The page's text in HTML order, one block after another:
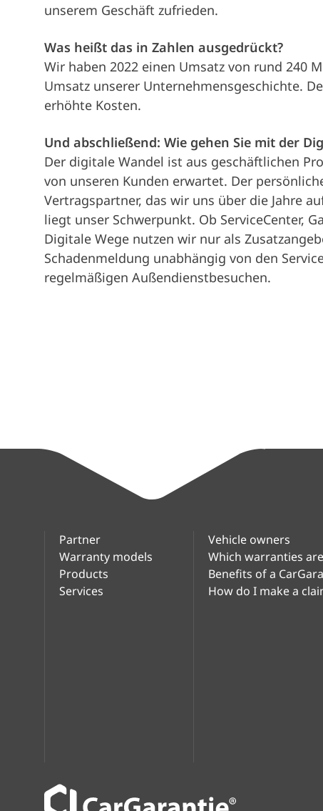
unserem Geschäft zufrieden.
Was heißt das in Zahlen ausgedrückt?
Wir haben 2022 einen Umsatz von rund 240
Umsatz unserer Unternehmensgeschichte.
erhöhte Kosten.
Und abschließend: Wie gehen Sie mit der
Der digitale Wandel ist aus geschäftlichen
von unseren Kunden erwartet. Der
Vertragspartner, das wir uns über die Jahre
liegt unser Schwerpunkt. Ob ServiceCenter,
Digitale Wege nutzen wir nur als
Schadenmeldung unabhängig von den
regelmäßigen Außendienstbesuchen.
Partner
Warranty models
Products
Services
Vehicle owners
Which warranties
Benefits of a
How do I make a